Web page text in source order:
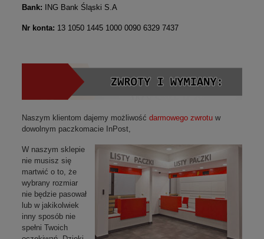
Bank: ING Bank Śląski S.A
Nr konta: 13 1050 1445 1000 0090 6329 7437
Naszym klientom dajemy możliwość darmowego zwrotu w
dowolnym paczkomacie InPost,
W naszym sklepie
nie musisz się
martwić o to, że
wybrany rozmiar
nie będzie pasował
lub w jakikolwiek
inny sposób nie
spełni Twoich